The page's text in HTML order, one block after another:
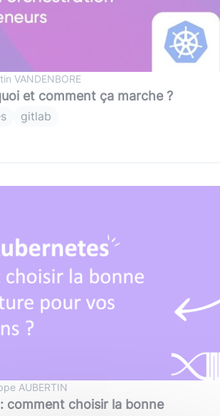
VANDENBORE
et comment ça marche ?
gitlab
AUBERTIN
comment choisir la bonne